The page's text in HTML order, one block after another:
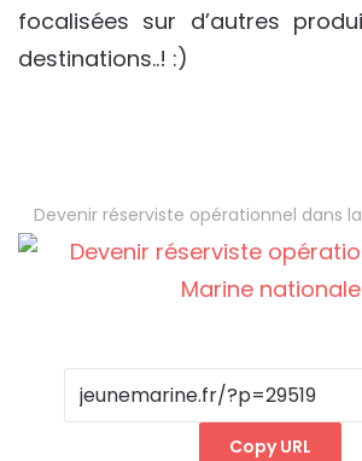
focalisées sur d’autres
destinations..! :)
Devenir réserviste opérationnel dans
Copy URL